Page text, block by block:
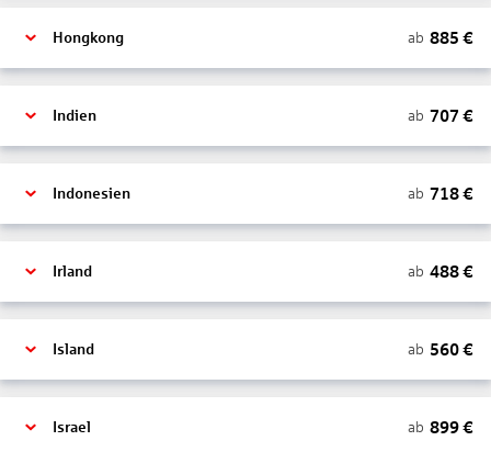
Hongkong ab 885 €
Indien ab 707 €
Indonesien ab 718€
Irland ab 488€
Island ab 560€
Israel ab 899€